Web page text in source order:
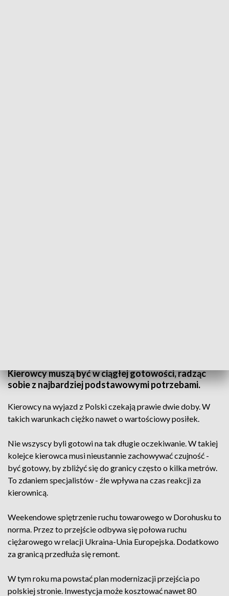
Kierowcy muszą być w ciągłej gotowości, radząc
sobie z najbardziej podstawowymi potrzebami.
Kierowcy na wyjazd z Polski czekają prawie dwie doby. W
takich warunkach ciężko nawet o wartościowy posiłek.
Nie wszyscy byli gotowi na tak długie oczekiwanie. W takiej
kolejce kierowca musi nieustannie zachowywać czujność -
być gotowy, by zbliżyć się do granicy często o kilka metrów.
To zdaniem specjalistów - źle wpływa na czas reakcji za
kierownicą.
Weekendowe spiętrzenie ruchu towarowego w Dorohusku to
norma. Przez to przejście odbywa się połowa ruchu
ciężarowego w relacji Ukraina-Unia Europejska. Dodatkowo
za granicą przedłuża się remont.
W tym roku ma powstać plan modernizacji przejścia po
polskiej stronie. Inwestycja może kosztować nawet 80